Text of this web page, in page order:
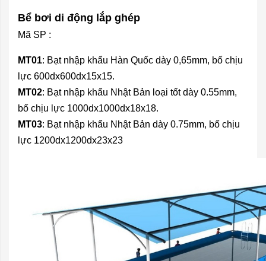
Bể bơi di động lắp ghép
Mã SP :
MT01: Bạt nhập khẩu Hàn Quốc dày 0,65mm, bố chịu
lực 600dx600dx15x15.
MT02: Bạt nhập khẩu Nhật Bản loại tốt dày 0.55mm,
bố chịu lực 1000dx1000dx18x18.
MT03: Bạt nhập khẩu Nhật Bản dày 0.75mm, bố chịu
lực 1200dx1200dx23x23